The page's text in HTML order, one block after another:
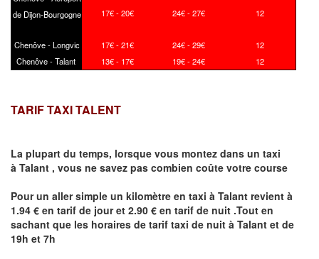
de Dijon-Bourgogne
17€ - 20€ 24€ - 27€ 12
Chenôve - Longvic 17€ - 21€ 24€ - 29€
12
Chenôve - Talant
13€ - 17€ 19€ - 24€ 12
TARIF TAXI TALENT
La plupart du temps, lorsque vous montez dans un taxi
à Talant , vous ne savez pas combien coûte votre course
Pour un aller simple un kilomètre en taxi à Talant revient à
1.94 € en tarif de jour et 2.90 € en tarif de nuit .Tout en
sachant que les horaires de tarif taxi de nuit à Talant et de
19h et 7h